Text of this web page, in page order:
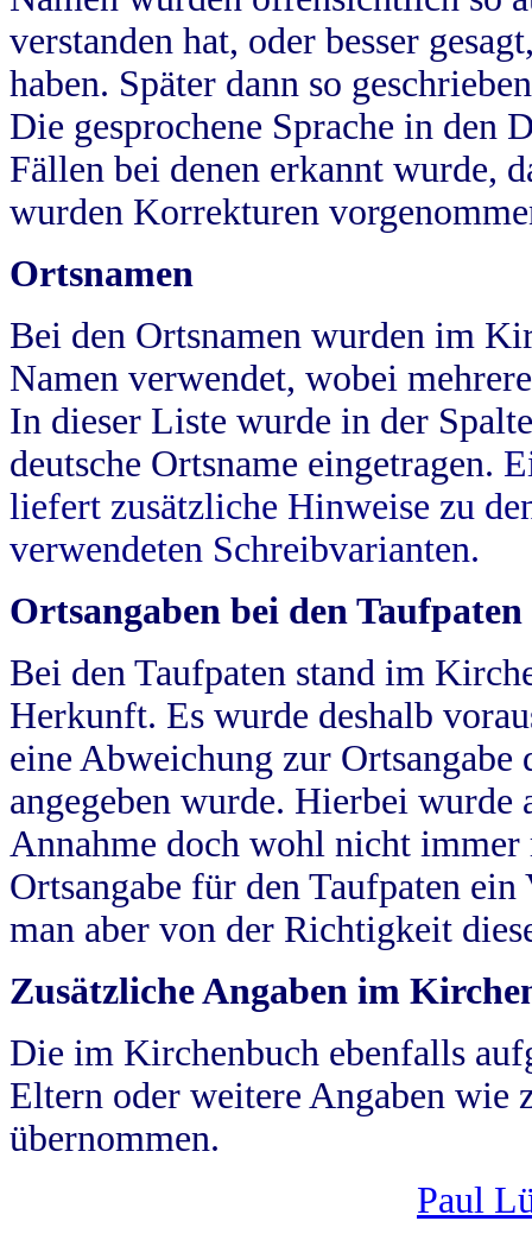
verstanden hat, oder besser
haben. Später dann so
Die gesprochene Sprache in
Fällen bei denen erkannt wurde,
wurden Korrekturen
Ortsnamen
Bei den Ortsnamen wurden im
Namen verwendet, wobei
In dieser Liste wurde in der
deutsche Ortsname eingetragen.
liefert zusätzliche Hinweise zu
verwendeten Schreibvarianten.
Ortsangaben bei den Taufpaten
Bei den Taufpaten stand im
Herkunft. Es wurde deshalb
eine Abweichung zur
angegeben wurde. Hierbei wurde
Annahme doch wohl nicht
Ortsangabe für den Taufpaten
man aber von der Richtigkeit
Zusätzliche Angaben im
Die im Kirchenbuch ebenfalls
Eltern oder weitere Angaben wie
übernommen.
Paul